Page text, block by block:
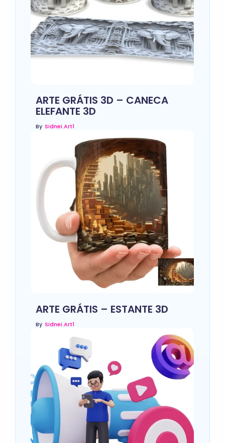
ARTE GRÁTIS 3D – CANECA
ELEFANTE 3D
By Sidnei.art1
ARTE GRÁTIS – ESTANTE 3D
By Sidnei.art1